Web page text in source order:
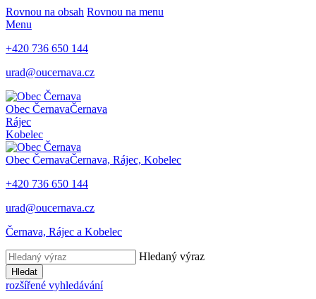
Rovnou na obsah Rovnou na menu
Menu
+420 736 650 144
urad@oucernava.cz
Obec ČernavaČernava
Rájec
Kobelec
Obec ČernavaČernava, Rájec, Kobelec
+420 736 650 144
urad@oucernava.cz
Černava, Rájec a Kobelec
Hledaný výraz
Hledat
rozšířené vyhledávání